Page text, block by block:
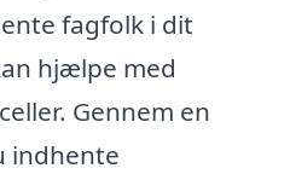
fagfolk i dit
hjælpe med
Gennem en
indhente